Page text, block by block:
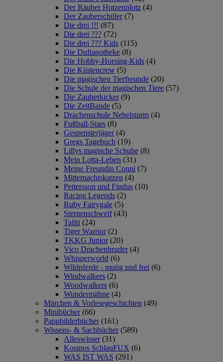
Der Räuber Hotzenplotz (4)
Der Zauberschüler (7)
Die drei !!! (87)
Die drei ??? (72)
Die drei ??? Kids (115)
Die Duftapotheke (8)
Die Hobby-Horsing-Kids (4)
Die Küstencrew (5)
Die magischen Tierfreunde (20)
Die Schule der magischen Tiere (57)
Die Zauberkicker (9)
Die ZeitBande (5)
Drachenschule Nebelsturm (4)
Fußball-Stars (8)
Gespensterjäger (4)
Gregs Tagebuch (19)
Lillys magische Schuhe (8)
Mein Lotta-Leben (31)
Meine Freundin Conni (7)
Mitternachtskatzen (4)
Pettersson und Findus (10)
Racing Legends (2)
Ruby Fairygale (5)
Sternenschweif (43)
Tafiti (24)
Tiger Warrior (2)
TKKG Junior (20)
Vico Drachenbruder (4)
Whisperworld (6)
Wildpferde - mutig und frei (6)
Windwalkers (2)
Woodwalkers (6)
Wundermähne (4)
Märchen & Vorlesegeschichten (49)
Minibücher (66)
Pappbilderbücher (161)
Wissens- & Sachbücher (589)
Alleswisser (31)
Kosmos SchlauFUX (6)
WAS IST WAS (291)